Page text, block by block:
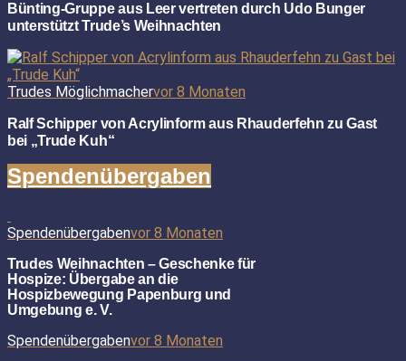
Bünting-Gruppe aus Leer vertreten durch Udo Bunger
unterstützt Trude’s Weihnachten
Trudes Möglichmachervor 8 Monaten
Ralf Schipper von Acrylinform aus Rhauderfehn zu Gast
bei „Trude Kuh“
Spendenübergaben
Spendenübergabenvor 8 Monaten
Trudes Weihnachten – Geschenke für
Hospize: Übergabe an die
Hospizbewegung Papenburg und
Umgebung e. V.
Spendenübergabenvor 8 Monaten